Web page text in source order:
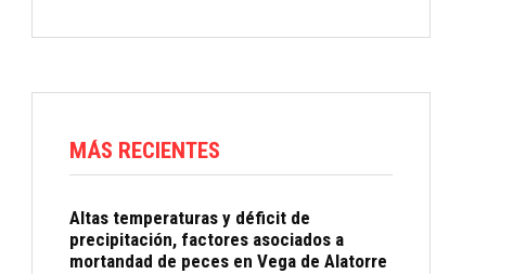
MÁS RECIENTES
Altas temperaturas y déficit de
precipitación, factores asociados a
mortandad de peces en Vega de Alatorre